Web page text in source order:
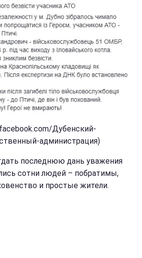
Дубенский-
администрация)
последнюю дань уважения
сотни людей – побратимы,
и простые жители.